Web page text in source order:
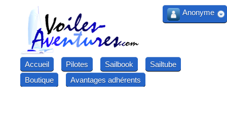
Accueil Pilotes Sailbook
Sailtube
Boutique
Avantages adhérents
Anonyme